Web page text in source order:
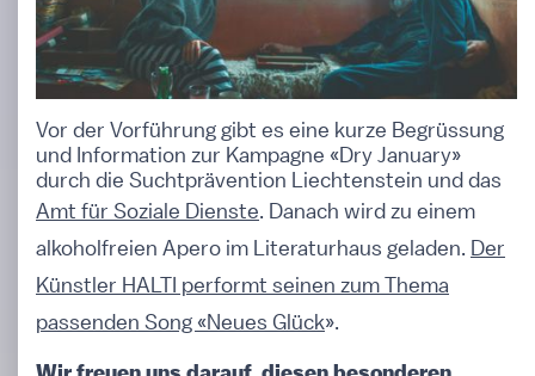
Vor der Vorführung gibt es eine kurze Begrüssung
und Information zur Kampagne «Dry January»
durch die Suchtprävention Liechtenstein und das
Amt für Soziale Dienste. Danach wird zu einem
alkoholfreien Apero im Literaturhaus geladen. Der
Künstler HALTI performt seinen zum Thema
passenden Song «Neues Glück».